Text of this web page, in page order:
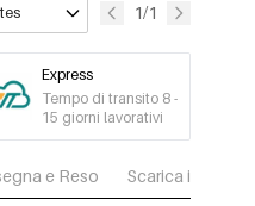
1/1
Express
Tempo di transito 8 -
15 giorni lavorativi
e Reso Scarica immagini